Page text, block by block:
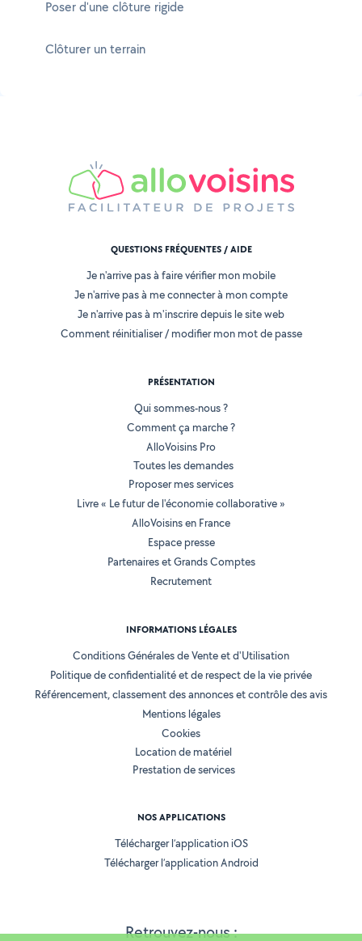
Poser d'une clôture rigide
Clôturer un terrain
Retrouvez-nous :
QUESTIONS FRÉQUENTES / AIDE
Je n'arrive pas à faire vérifier mon mobile
Je n'arrive pas à me connecter à mon compte
Je n'arrive pas à m'inscrire depuis le site web
Comment réinitialiser / modifier mon mot de passe
PRÉSENTATION
Qui sommes-nous ?
Comment ça marche ?
AlloVoisins Pro
Toutes les demandes
Proposer mes services
Livre « Le futur de l'économie collaborative »
AlloVoisins en France
Espace presse
Partenaires et Grands Comptes
Recrutement
INFORMATIONS LÉGALES
Conditions Générales de Vente et d'Utilisation
Politique de confidentialité et de respect de la vie privée
Référencement, classement des annonces et contrôle des avis
Mentions légales
Cookies
Location de matériel
Prestation de services
NOS APPLICATIONS
Télécharger l’application iOS
Télécharger l’application Android